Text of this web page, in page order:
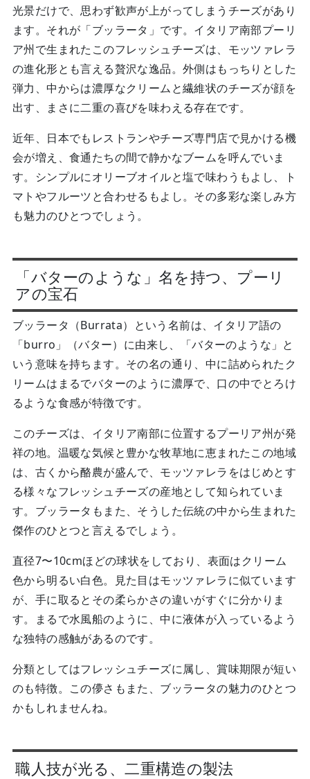
光景だけで、思わず歓声が上がってしまうチーズがあり
ます。それが「ブッラータ」です。イタリア南部プーリ
ア州で生まれたこのフレッシュチーズは、モッツァレラ
の進化形とも言える贅沢な逸品。外側はもっちりとした
弾力、中からは濃厚なクリームと繊維状のチーズが顔を
出す、まさに二重の喜びを味わえる存在です。
近年、日本でもレストランやチーズ専門店で見かける機
会が増え、食通たちの間で静かなブームを呼んでいま
す。シンプルにオリーブオイルと塩で味わうもよし、ト
マトやフルーツと合わせるもよし。その多彩な楽しみ方
も魅力のひとつでしょう。
「バターのような」名を持つ、プーリ
アの宝石
ブッラータ（Burrata）という名前は、イタリア語の
「burro」（バター）に由来し、「バターのような」と
いう意味を持ちます。その名の通り、中に詰められたク
リームはまるでバターのように濃厚で、口の中でとろけ
るような食感が特徴です。
このチーズは、イタリア南部に位置するプーリア州が発
祥の地。温暖な気候と豊かな牧草地に恵まれたこの地域
は、古くから酪農が盛んで、モッツァレラをはじめとす
る様々なフレッシュチーズの産地として知られていま
す。ブッラータもまた、そうした伝統の中から生まれた
傑作のひとつと言えるでしょう。
直径7〜10cmほどの球状をしており、表面はクリーム
色から明るい白色。見た目はモッツァレラに似ています
が、手に取るとその柔らかさの違いがすぐに分かりま
す。まるで水風船のように、中に液体が入っているよう
な独特の感触があるのです。
分類としてはフレッシュチーズに属し、賞味期限が短い
のも特徴。この儚さもまた、ブッラータの魅力のひとつ
かもしれませんね。
職人技が光る、二重構造の製法